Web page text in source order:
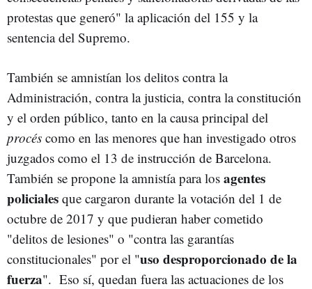
protestas que generó" la aplicación del 155 y la
sentencia del Supremo.
También se amnistían los delitos contra la
Administración, contra la justicia, contra la constitución
y el orden público, tanto en la causa principal del
procés como en las menores que han investigado otros
juzgados como el 13 de instrucción de Barcelona.
También se propone la amnistía para los agentes
policiales que cargaron durante la votación del 1 de
octubre de 2017 y que pudieran haber cometido
"delitos de lesiones" o "contra las garantías
constitucionales" por el "uso desproporcionado de la
fuerza". Eso sí, quedan fuera las actuaciones de los